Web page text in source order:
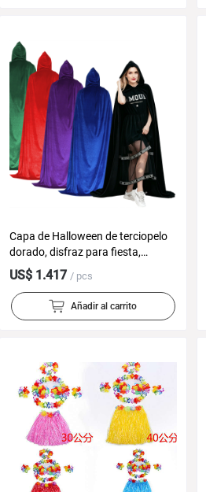
Capa de Halloween de terciopelo
dorado, disfraz para fiesta,
accesorios de maquillaje, capa
negra de la Manos del Destino
US$ 1.417 / pcs
Añadir al carrito